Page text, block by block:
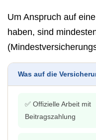
Um Anspruch auf
haben, sind
Was auf die
✅ Offizielle Arbeit mit
Beitragszahlung